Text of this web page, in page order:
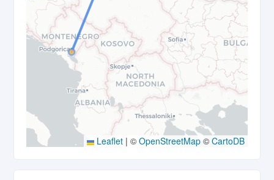
Leaflet | © OpenStreetMap © CartoDB